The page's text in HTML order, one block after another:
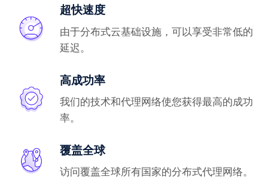
超快速度
由于分布式云基础设施，可以享受非常低的
延迟。
高成功率
我们的技术和代理网络使您获得最高的成功
率。
覆盖全球
访问覆盖全球所有国家的分布式代理网络。